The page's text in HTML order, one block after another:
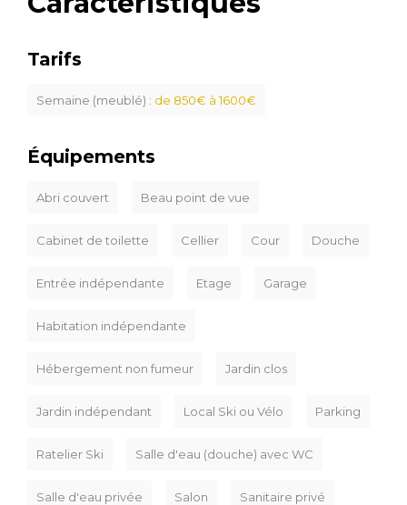
Tarifs
Semaine (meublé) : de 850€ à 1600€
Équipements
Abri couvert Beau point de vue
Cabinet de toilette Cellier Cour Douche
Entrée indépendante Etage Garage
Habitation indépendante
Hébergement non fumeur Jardin clos
Jardin indépendant Local Ski ou Vélo Parking
Ratelier Ski Salle d'eau (douche) avec WC
Salle d'eau privée Salon Sanitaire privé